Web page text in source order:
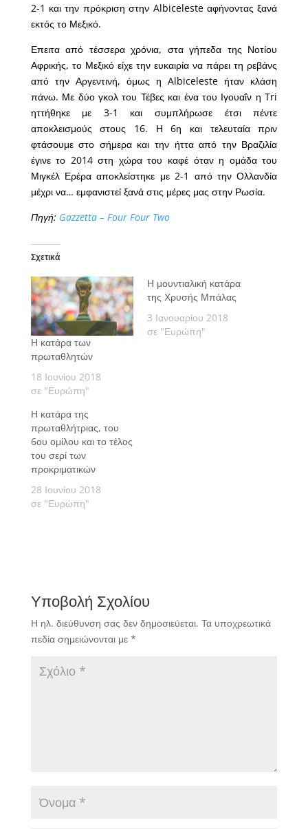
2-1 και την πρόκριση στην Albiceleste αφήνοντας ξανά
εκτός το Μεξικό.
Επειτα από τέσσερα χρόνια, στα γήπεδα της Νοτίου
Αφρικής, το Μεξικό είχε την ευκαιρία να πάρει τη ρεβάνς
από την Αργεντινή, όμως η Albiceleste ήταν κλάση
πάνω. Με δύο γκολ του Τέβες και ένα του Ιγουαΐν η Tri
ηττήθηκε με 3-1 και συμπλήρωσε έτσι πέντε
αποκλεισμούς στους 16. Η 6η και τελευταία πριν
φτάσουμε στο σήμερα και την ήττα από την Βραζιλία
έγινε το 2014 στη χώρα του καφέ όταν η ομάδα του
Μιγκέλ Ερέρα αποκλείστηκε με 2-1 από την Ολλανδία
μέχρι να… εμφανιστεί ξανά στις μέρες μας στην Ρωσία.
Πηγή: Gazzetta – Four Four Two
Σχετικά
Η κατάρα των
πρωταθλητών
18 Ιουνίου 2018
σε "Ευρώπη"
Η μουντιαλική κατάρα
της Χρυσής Μπάλας
3 Ιανουαρίου 2018
σε "Ευρώπη"
Η κατάρα της
πρωταθλήτριας, του
6ου ομίλου και το τέλος
του σερί των
προκριματικών
28 Ιουνίου 2018
σε "Ευρώπη"
Υποβολή Σχολίου
Η ηλ. διεύθυνση σας δεν δημοσιεύεται. Τα υποχρεωτικά
πεδία σημειώνονται με *